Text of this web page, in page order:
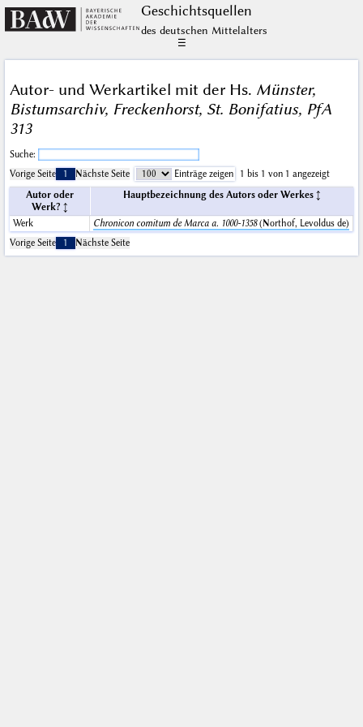
Geschichts­quellen
des deutschen Mittelalters
☰
Autor- und Werkartikel mit der Hs. Münster,
Bistumsarchiv, Freckenhorst, St. Bonifatius, PfA
313
Suche:
Vorige Seite
1 Nächste Seite Einträge zeigen
1 bis 1 von 1 angezeigt
Autor oder
Werk?
Hauptbezeichnung des Autors oder Werkes
Werk Chronicon comitum de Marca a. 1000-1358(Northof, Levoldus de)
Vorige Seite
1 Nächste Seite